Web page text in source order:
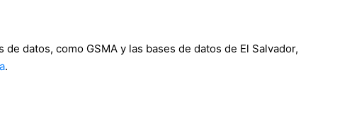
datos, como GSMA y las bases de datos de El Salvador,
.